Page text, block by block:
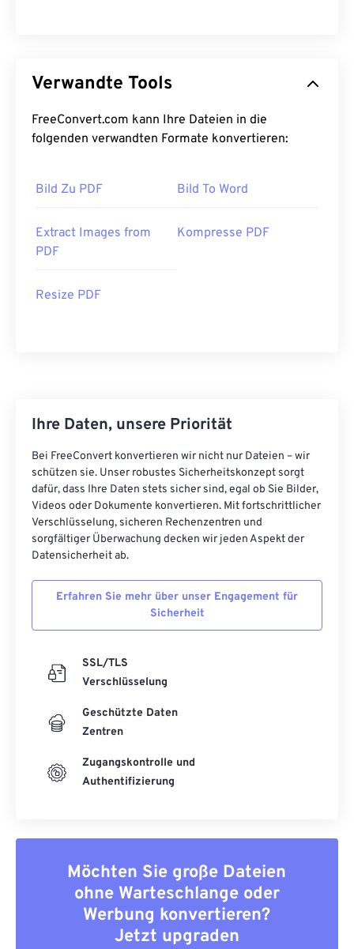
Verwandte Tools
FreeConvert.com kann Ihre Dateien in die
folgenden verwandten Formate konvertieren:
Bild Zu PDF Bild To Word
Extract Images from
PDF
Kompresse PDF
Resize PDF
Ihre Daten, unsere Priorität
Bei FreeConvert konvertieren wir nicht nur Dateien – wir
schützen sie. Unser robustes Sicherheitskonzept sorgt
dafür, dass Ihre Daten stets sicher sind, egal ob Sie Bilder,
Videos oder Dokumente konvertieren. Mit fortschrittlicher
Verschlüsselung, sicheren Rechenzentren und
sorgfältiger Überwachung decken wir jeden Aspekt der
Datensicherheit ab.
Erfahren Sie mehr über unser Engagement für
Sicherheit
SSL/TLS
Verschlüsselung
Geschützte Daten
Zentren
Zugangskontrolle und
Authentifizierung
Möchten Sie große Dateien
ohne Warteschlange oder
Werbung konvertieren?
Jetzt upgraden